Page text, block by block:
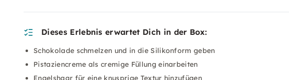
Dieses Erlebnis erwartet Dich in der Box:
Schokolade schmelzen und in die Silikonform geben
Pistaziencreme als cremige Füllung einarbeiten
Engelshaar für eine knusprige Textur hinzufügen